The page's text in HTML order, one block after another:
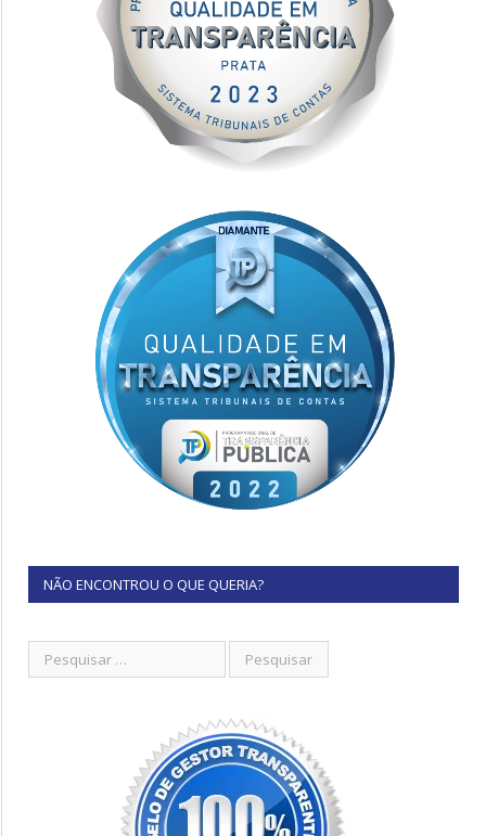
NÃO ENCONTROU O QUE QUERIA?